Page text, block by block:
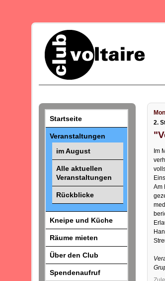
Startseite
Veranstaltungen
im August
Alle aktuellen
Veranstaltungen
Rückblicke
Kneipe und Küche
Räume mieten
Über den Club
Spendenaufruf
2.
Im
Am